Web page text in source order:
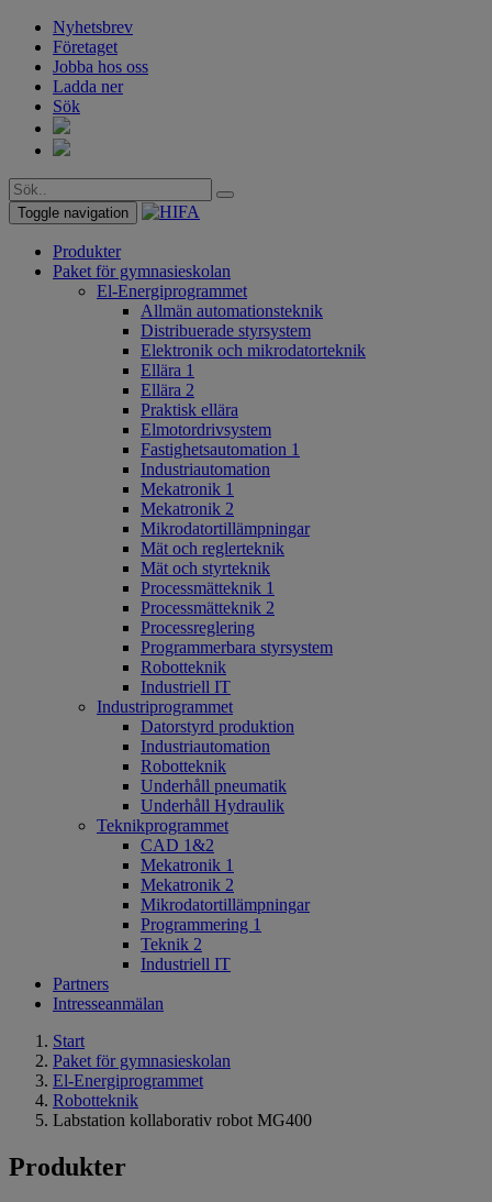
Nyhetsbrev
Företaget
Jobba hos oss
Ladda ner
Sök
Toggle navigation
Produkter
Paket för gymnasieskolan
El-Energiprogrammet
Allmän automationsteknik
Distribuerade styrsystem
Elektronik och mikrodatorteknik
Ellära 1
Ellära 2
Praktisk ellära
Elmotordrivsystem
Fastighetsautomation 1
Industriautomation
Mekatronik 1
Mekatronik 2
Mikrodatortillämpningar
Mät och reglerteknik
Mät och styrteknik
Processmätteknik 1
Processmätteknik 2
Processreglering
Programmerbara styrsystem
Robotteknik
Industriell IT
Industriprogrammet
Datorstyrd produktion
Industriautomation
Robotteknik
Underhåll pneumatik
Underhåll Hydraulik
Teknikprogrammet
CAD 1&2
Mekatronik 1
Mekatronik 2
Mikrodatortillämpningar
Programmering 1
Teknik 2
Industriell IT
Partners
Intresseanmälan
Start
Paket för gymnasieskolan
El-Energiprogrammet
Robotteknik
Labstation kollaborativ robot MG400
Produkter